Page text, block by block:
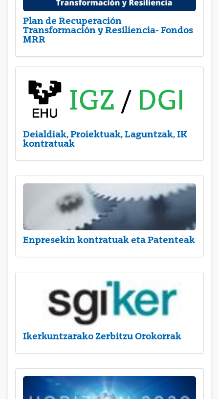
Plan de Recuperación
Transformación y Resiliencia- Fondos
MRR
Deialdiak, Proiektuak, Laguntzak, IK
kontratuak
Enpresekin kontratuak eta Patenteak
Ikerkuntzarako Zerbitzu Orokorrak